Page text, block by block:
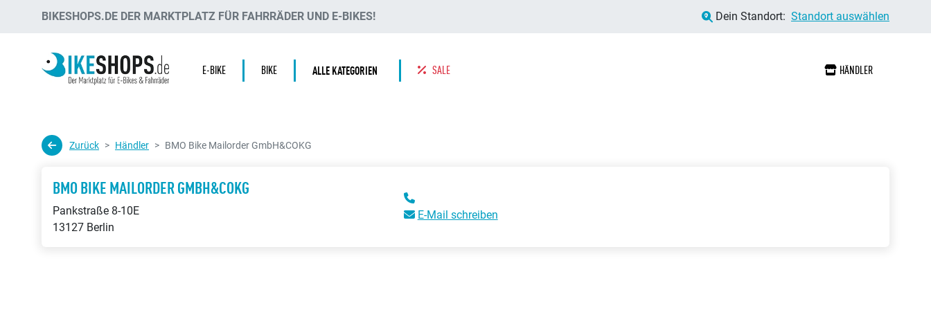
BIKESHOPS.DE DER MARKTPLATZ FÜR FAHRRÄDER UND E-BIKES! Dein Standort: Standort auswählen
E-BIKE BIKE ALLE KATEGORIEN SALE HÄNDLER
Zurück Händler BMO Bike Mailorder GmbH&COKG
BMO BIKE MAILORDER GMBH&COKG
Pankstraße 8-10E
13127 Berlin
E-Mail schreiben